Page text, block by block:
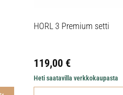
HORL 3 Premium setti
119,00 €
Heti saatavilla verkkokaupasta